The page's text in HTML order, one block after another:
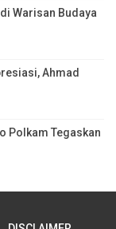
Warisan Budaya
Ahmad
Polkam Tegaskan